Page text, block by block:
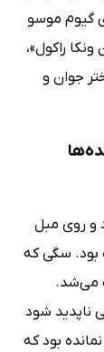
گیوم موسو
راکول»،
جوان و
و روی مبل
بود. سگی که
می‌شد.
ناپدید شود
بود که